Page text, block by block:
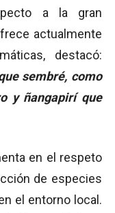
a la gran
actualmente
destacó:
sembré, como
y ñangapirí que
en el respeto
de especies
el entorno local.